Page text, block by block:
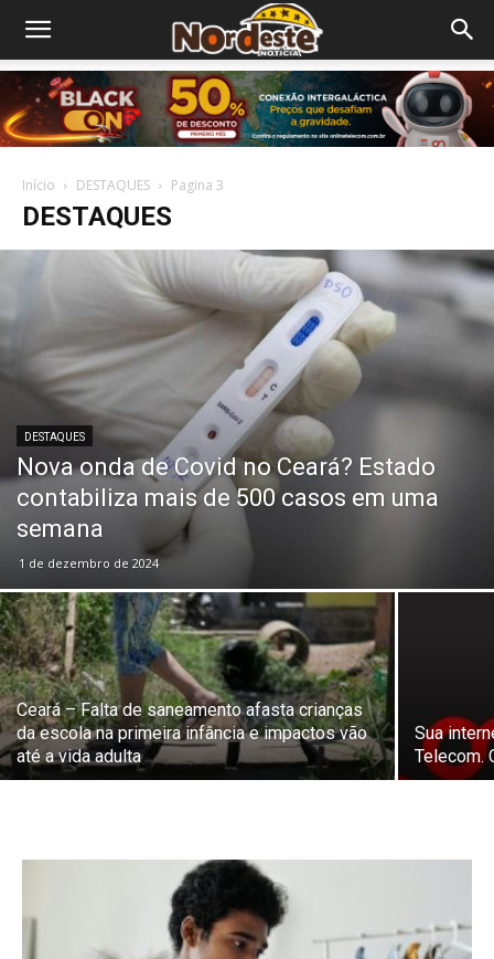
Início DESTAQUES Pagina 3
DESTAQUES
DESTAQUES
Nova onda de Covid no Ceará? Estado
contabiliza mais de 500 casos em uma
semana
1 de dezembro de 2024
Ceará – Falta de saneamento afasta crianças
da escola na primeira infância e impactos vão
até a vida adulta
Sua
Telecom.